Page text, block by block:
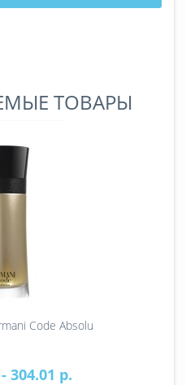
ТОВАРЫ
Code Absolu
304.01 р.